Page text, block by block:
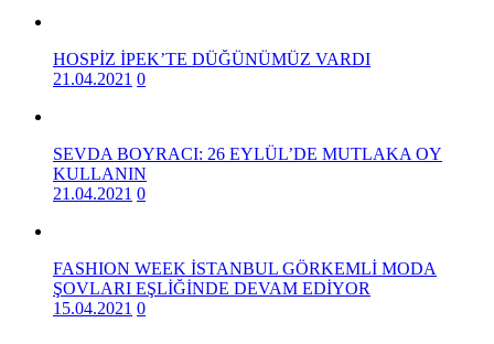
HOSPİZ İPEK’TE DÜĞÜNÜMÜZ VARDI
21.04.2021 0
SEVDA BOYRACI: 26 EYLÜL’DE MUTLAKA OY
KULLANIN
21.04.2021 0
FASHION WEEK İSTANBUL GÖRKEMLİ MODA
ŞOVLARI EŞLİĞİNDE DEVAM EDİYOR
15.04.2021 0